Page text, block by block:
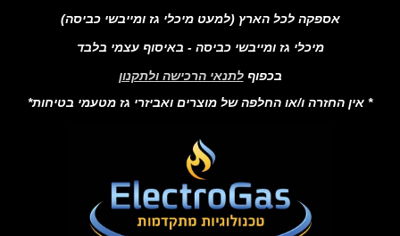
אספקה לכל הארץ (למעט מיכלי גז ומייבשי כביסה)
מיכלי גז ומייבשי כביסה - באיסוף עצמי בלבד
בכפוף לתנאי הרכישה ולתקנון
* אין החזרה ו/או החלפה של מוצרים ואביזרי גז מטעמי בטיחות*